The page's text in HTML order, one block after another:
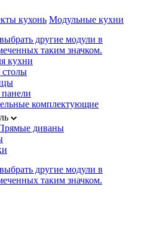
кухонь Модульные кухни
другие модули в
таким значком.
кухни
комплектующие
диваны
другие модули в
таким значком.